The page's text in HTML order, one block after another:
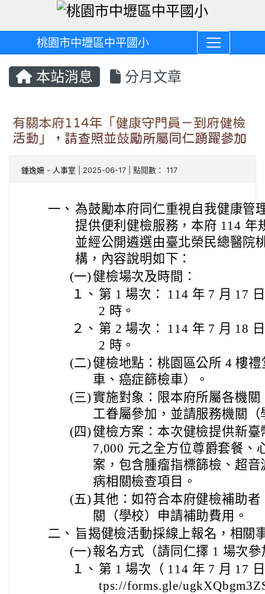
桃園市中壢區中平國小
本站消息 分月文章
有關本府114年「健康守門員－到府健檢
活動」，請查照並鼓勵所屬同仁踴躍參加
鍾逸姍 - 人事室 | 2025-06-17 | 點閱數： 117
一、 為鼓勵本府同仁重視自我健康管
提供便利健檢服務，本府 114 年
並經公開遴選由臺北榮民總醫院
構，內容說明如下：
(一)健檢場次及時間：
１、 第 1 場次： 114 年 7 月 17
2 時。
２、 第 2 場次： 114 年 7 月 18
2 時。
(二)健檢地點：桃園區公所 4 樓
車、癌症篩檢車）。
(三) 實施對象：限本府所屬各機
工眷屬參加，並請服務機關
(四)健檢方案：本次健檢提供新
7,000 元之全方位尊爵套餐、
案，包含腫瘤指標篩檢、超
病相關檢查項目。
(五) 其他：如符合本府健檢補助
關（學校）申請補助費用。
二、 旨揭健檢活動採線上報名，相關
(一) 報名方式（請同仁擇 1 場次
１、 第 1 場次（ 114 年 7 月 17
tps://forms.gle/